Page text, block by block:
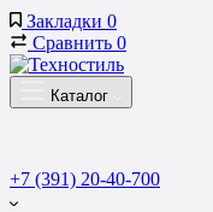
Закладки 0
Сравнить 0
Каталог
+7 (391) 20-40-700